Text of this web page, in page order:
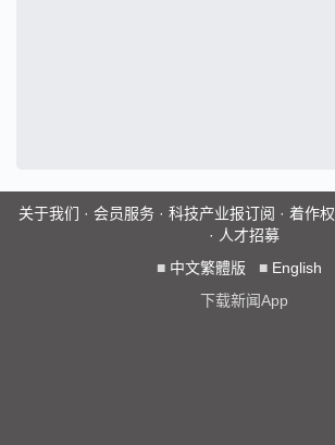
关于我们 · 会员服务· 科技产业报订阅 · 着作权
· 人才招募
■ 中文繁體版 ■ English
下载新闻App